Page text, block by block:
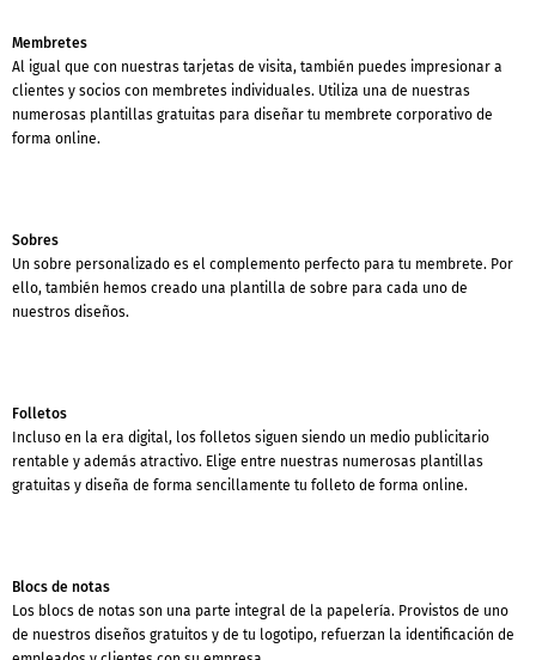
Membretes
Al igual que con nuestras tarjetas de visita, también puedes impresionar a
clientes y socios con membretes individuales. Utiliza una de nuestras
numerosas plantillas gratuitas para diseñar tu membrete corporativo de
forma online.
Sobres
Un sobre personalizado es el complemento perfecto para tu membrete. Por
ello, también hemos creado una plantilla de sobre para cada uno de
nuestros diseños.
Folletos
Incluso en la era digital, los folletos siguen siendo un medio publicitario
rentable y además atractivo. Elige entre nuestras numerosas plantillas
gratuitas y diseña de forma sencillamente tu folleto de forma online.
Blocs de notas
Los blocs de notas son una parte integral de la papelería. Provistos de uno
de nuestros diseños gratuitos y de tu logotipo, refuerzan la identificación de